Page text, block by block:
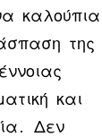
καλούπια
της
και
Δεν